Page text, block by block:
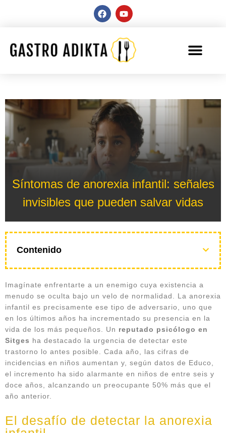
Síntomas de anorexia infantil: señales
invisibles que pueden salvar vidas
Contenido
Imagínate enfrentarte a un enemigo cuya existencia a
menudo se oculta bajo un velo de normalidad. La anorexia
infantil es precisamente ese tipo de adversario, uno que
en los últimos años ha incrementado su presencia en la
vida de los más pequeños. Un reputado psicólogo en
Sitges ha destacado la urgencia de detectar este
trastorno lo antes posible. Cada año, las cifras de
incidencias en niños aumentan y, según datos de Educo,
el incremento ha sido alarmante en niños de entre seis y
doce años, alcanzando un preocupante 50% más que el
año anterior.
El desafío de detectar la anorexia